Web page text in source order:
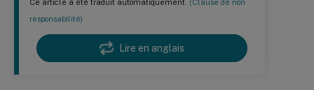
Ce article a été traduit automatiquement. (Clause de non
responsabilité)
Lire en anglais